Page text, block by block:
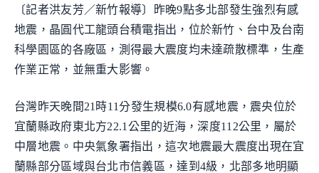
〔記者洪友芳／新竹報導〕昨晚9點多北部發生強烈有感
地震，晶圓代工龍頭台積電指出，位於新竹、台中及台南
科學園區的各廠區，測得最大震度均未達疏散標準，生產
作業正常，並無重大影響。
台灣昨天晚間21時11分發生規模6.0有感地震，震央位於
宜蘭縣政府東北方22.1公里的近海，深度112公里，屬於
中層地震。中央氣象署指出，這次地震最大震度出現在宜
蘭縣部分區域與台北市信義區，達到4級，北部多地明顯